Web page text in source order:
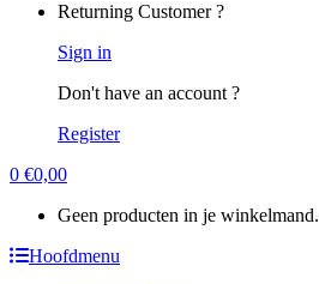
Returning Customer ?
Sign in
Don't have an account ?
Register
0 €0,00
Geen producten in je winkelmand.
Hoofdmenu